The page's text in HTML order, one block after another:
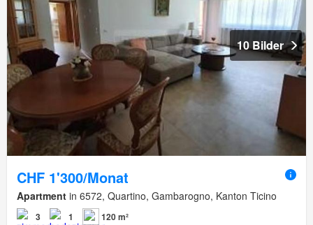
10 Bilder
CHF 1'300/Monat
Apartment in 6572, Quartino, Gambarogno, Kanton Ticino
3 1
120 m²